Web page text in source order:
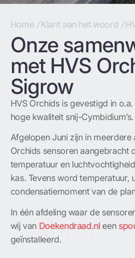
Home / Klant aan het woord /
Onze
met HVS
Sigrow
HVS Orchids is gevestigd in
hoge kwaliteit snij-Cymbidium’s.
Afgelopen Juni zijn in meerdere
Orchids sensoren aangebracht
temperatuur en
kas. Tevens word temperatuur,
condensatiemoment van de
In één afdeling waar de
wij van Doekendraad.nl een
geïnstalleerd.